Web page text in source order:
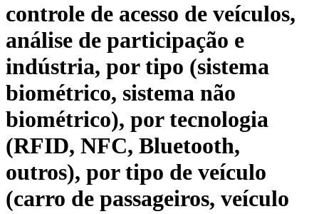
controle de acesso de veículos,
análise de participação e
indústria, por tipo (sistema
biométrico, sistema não
biométrico), por tecnologia
(RFID, NFC, Bluetooth,
outros), por tipo de veículo
(carro de passageiros, veículo